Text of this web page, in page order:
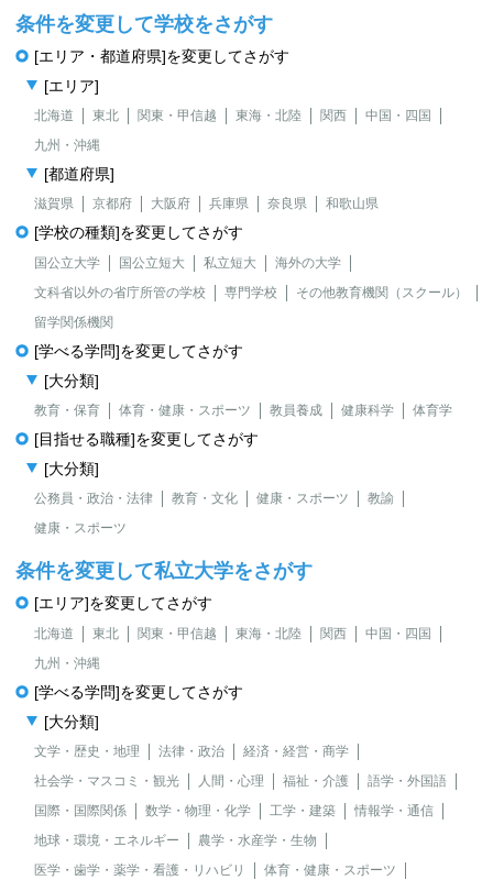
条件を変更して学校をさがす
[エリア・都道府県]を変更してさがす
[エリア]
北海道 東北 関東・甲信越 東海・北陸 関西
中国・四国
九州・沖縄
[都道府県]
滋賀県 京都府 大阪府 兵庫県 奈良県 和歌山県
[学校の種類]を変更してさがす
国公立大学 国公立短大 私立短大
海外の大学
文科省以外の省庁所管の学校
専門学校
その他教育機関（スクール）
留学関係機関
[学べる学問]を変更してさがす
[大分類]
教育・保育 体育・健康・スポーツ 教員養成 健康科学 体育学
[目指せる職種]を変更してさがす
[大分類]
公務員・政治・法律 教育・文化 健康・スポーツ
教諭
健康・スポーツ
条件を変更して私立大学をさがす
[エリア]を変更してさがす
北海道 東北 関東・甲信越 東海・北陸 関西
中国・四国
九州・沖縄
[学べる学問]を変更してさがす
[大分類]
文学・歴史・地理 法律・政治
経済・経営・商学
社会学・マスコミ・観光
人間・心理 福祉・介護
語学・外国語
国際・国際関係
数学・物理・化学 工学・建築
情報学・通信
地球・環境・エネルギー
農学・水産学・生物
医学・歯学・薬学・看護・リハビリ
体育・健康・スポーツ